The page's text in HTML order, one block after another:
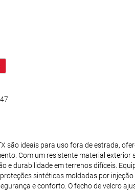
são ideais para uso fora de estrada,
Com um resistente material exterior
e durabilidade em terrenos difíceis.
sintéticas moldadas por
e conforto. O fecho de velcro